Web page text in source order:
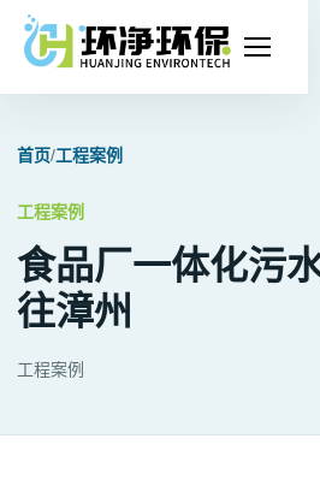
首页/工程案例
工程案例
食品厂一体化污
往漳州
工程案例